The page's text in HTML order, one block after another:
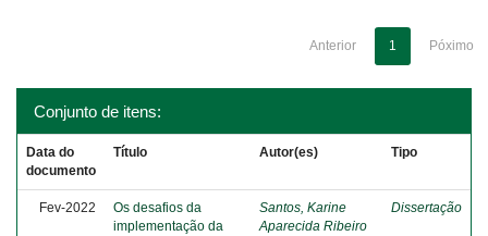
Anterior 1 Póximo
Conjunto de itens:
Data do
documento
Título Autor(es) Tipo
Fev-2022
Os desafios da
implementação da
Santos, Karine
Aparecida Ribeiro
Dissertação